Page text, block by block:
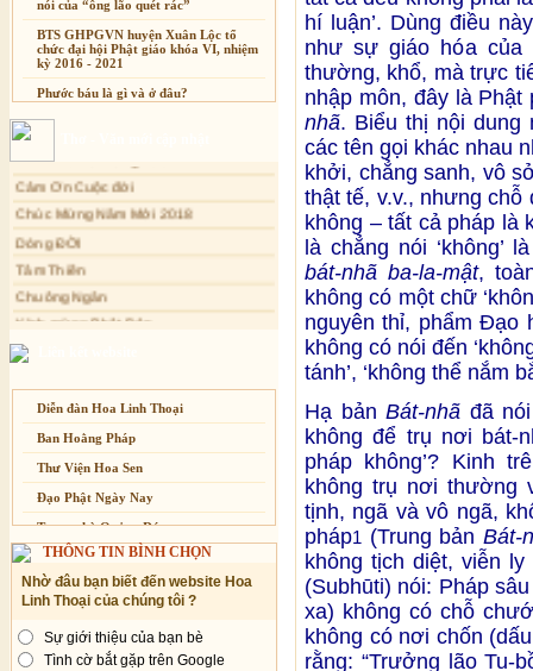
nói của “ông lão quét rác”
BTS GHPGVN huyện Xuân Lộc tổ
chức đại hội Phật giáo khóa VI, nhiệm
kỳ 2016 - 2021
Phước báu là gì và ở đâu?
Sự thương-ghét của con người
Cải đạo: Nguyên nhân & giải pháp
Nỗi lòng của các bệnh nhân nghèo
An Giang: Tịnh thất Quy Nguyên
phát quà từ thiện tại xã Cư Yang
dành cho Người bận rộn
Xuân Thi
Cảm Tác Nỗi Lòng Lưu Dân
Chúc Mừng Năm Mới 2018
Dòng ĐỜI
Tâm Thiền
Chuông Ngân
Kính mừng Phật Đản
Anh không chết đâu em
Kiếp này
Diễn đàn Hoa Linh Thoại
Ban Hoằng Pháp
Thư Viện Hoa Sen
Đạo Phật Ngày Nay
Trang nhà Quảng Đức
Báo Giác Ngộ
Vesak 2014
THÔNG TIN BÌNH CHỌN
Nhờ đâu bạn biết đến website Hoa
Linh Thoại của chúng tôi ?
Sự giới thiệu của bạn bè
Tình cờ bắt gặp trên Google
hí luận’. Dùng điều
như sự giáo hóa của
thường, khổ, mà trực
nhập môn, đây là
nhã. Biểu thị nội dung
các tên gọi khác nhau
khởi, chẳng sanh, vô
thật tế, v.v., nhưng
không – tất cả pháp là
là chẳng nói ‘không’
bát-nhã ba-la-mật,
không có một chữ
nguyên thỉ, phẩm Đạo
không có nói đến
tánh’, ‘không thể nắm
Hạ bảnBát-nhã đã
không để trụ nơi bát-
pháp không’? Kinh
không trụ nơi thường
tịnh, ngã và vô ngã,
pháp1 (Trung bản Bát-
không tịch diệt, viễn
(Subhūti) nói: Pháp
xa) không có chỗ
không có nơi chốn
rằng: “Trưởng lão Tu-